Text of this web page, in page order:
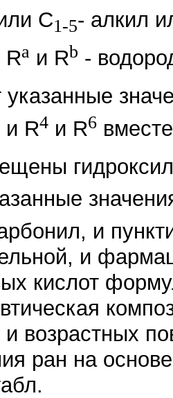
C1-5- алкил
Raи Rb -
и R4и R6
и
и
кислот
и возрастных
ран на